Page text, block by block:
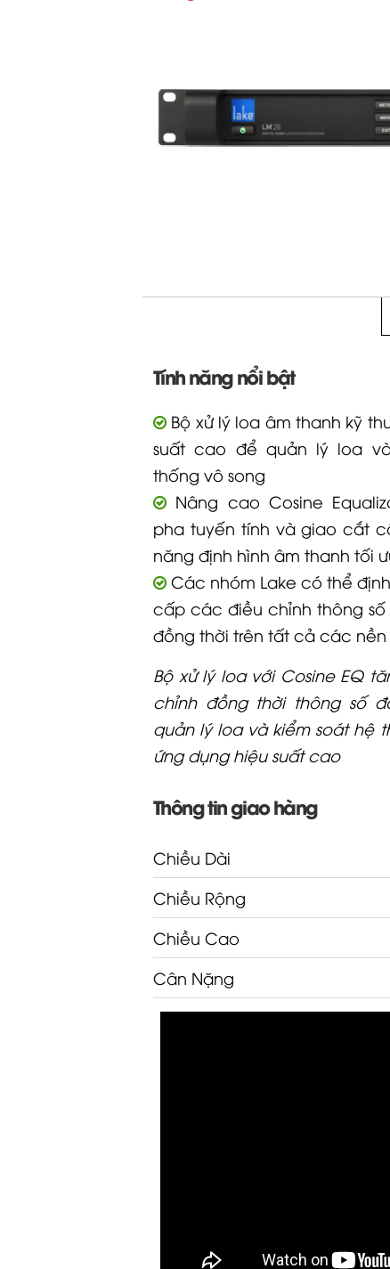
Tính năng nổi bật
Bộ xử lý loa âm thanh kỹ
suất cao để quản lý loa
thống vô song
Nâng cao Cosine
pha tuyến tính và giao cắt
năng định hình âm thanh tối
Các nhóm Lake có thể
cấp các điều chỉnh thông số
đồng thời trên tất cả các nền
Bộ xử lý loa với Cosine EQ
chỉnh đồng thời thông số
quản lý loa và kiểm soát hệ
ứng dụng hiệu suất cao
Thông tin giao hàng
Chiều Dài
Chiều Rộng
Chiều Cao
Cân Nặng